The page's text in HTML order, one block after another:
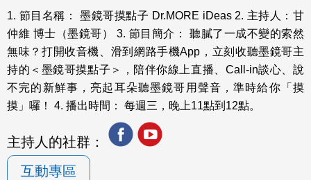
1. 節目名稱： 墨鏡哥摸點子 Dr.MORE iDeas 2. 主持人：甘
仲維 博士（墨鏡哥） 3. 節目簡介： 聽膩了一成不變的索然
無味？打開收音機、滑到網路手機App，立刻收聽墨鏡哥主
持的＜墨鏡哥摸點子＞，陪伴你線上直播、Call-in談心、說
不完的新鮮事，亮起耳朵聽墨鏡哥用聲音，準時給你「摸
摸」囉！ 4. 播出時間： 每週三，晚上11點到12點。
主持人的社群：
互動專區